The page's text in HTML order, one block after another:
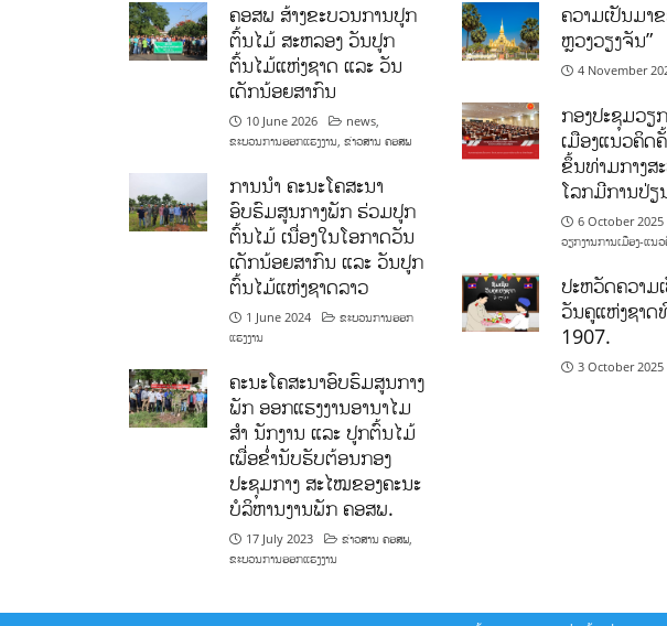
ຄອສພ ສ້າງຂະບວນການປູກ
ຕົ້ນໄມ້ ສະຫລອງ ວັນປູກ
ຕົ້ນໄມ້ແຫ່ງຊາດ ແລະ ວັນ
ເດັກນ້ອຍສາກົນ
10 June 2026 news,
ຂະບວນການອອກແຮງງານ, ຂ່າວສານ ຄອສພ
ການນໍາ ຄະນະໂຄສະນາ
ອົບຮົມສູນກາງພັກ ຮ່ວມປູກ
ຕົ້ນໄມ້ ເນື່ອງໃນໂອກາດວັນ
ເດັກນ້ອຍສາກົນ ແລະ ວັນປູກ
ຕົ້ນໄມ້ແຫ່ງຊາດລາວ
1 June 2024
ຂະບວນການອອກ
ແຮງງານ
ຄະນະໂຄສະນາອົບຮົມສູນກາງ
ພັກ ອອກແຮງງານອານາໄມ
ສໍາ ນັກງານ ແລະ ປູກຕົ້ນໄມ້
ເພື່ອຂໍ່ານັບຮັບຕ້ອນກອງ
ປະຊຸມກາງ ສະໄໝຂອງຄະນະ
ບໍລິຫານງານພັກ ຄອສພ.
17 July 2023 ຂ່າວສານ ຄອສພ,
ຂະບວນການອອກແຮງງານ
ຄວາມເປັນມາ
ຫຼວງວຽງຈັນ”
4 November
ກອງປະຊຸມວຽ
ເມືອງແນວຄິດ
ຂຶ້ນທ່າມກາງສ
ໂລກມີການປ່ຽ
6 October 2025
ວຽກງານການເມືອງ-ແນ
ປະຫວັດຄວາມ
ວັນຄູແຫ່ງຊາດ
1907.
3 October 2025